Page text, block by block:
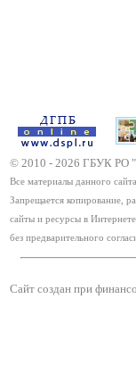
© 2010 - 2026 ГБУК РО
Все материалы данного
Запрещается копирование,
сайты и ресурсы в
без предварительного
Сайт создан при